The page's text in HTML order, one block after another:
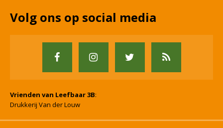
Volg ons op social media
Vrienden van Leefbaar 3B:
Drukkerij Van der Louw